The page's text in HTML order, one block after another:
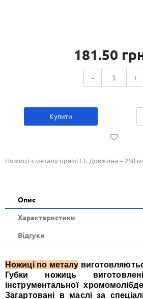
181.50
- +
Купити
Ножиці з металу прямі LT. Довжина – 250
Опис
Xарактеристики
Відгуки
Ножиці по металу
Губки ножиць
інструментальної
Загартовані в маслі за